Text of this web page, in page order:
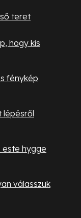
teret
hogy kis
fénykép
lépésről
este hygge
válasszuk